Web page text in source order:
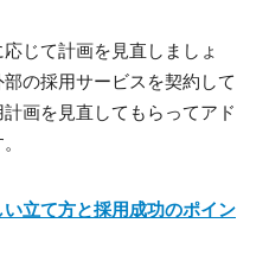
じて計画を見直しましょ
の採用サービスを契約して
画を見直してもらってアド
立て方と採用成功のポイン